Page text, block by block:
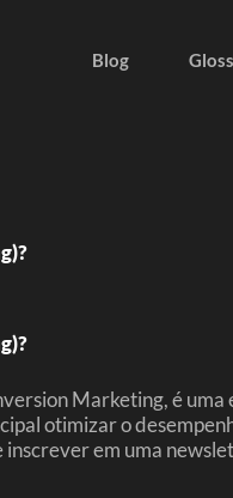
Blog
Marketing, é
otimizar o
em uma